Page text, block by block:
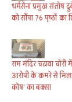
धर्मसेना प्रमुख संतोष
को सौंपा 76 पृष्ठों का
राम मंदिर चढावा चोरी
आरोपी के कमरे से मिला
कोष’ का बक्सा